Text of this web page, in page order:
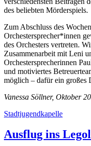
des beliebten Mörderspiels.
Zum Abschluss des
Orchestersprecher*innen
des Orchesters vertreten.
Zusammenarbeit mit Leni
Orchestersprecherinnen
und motiviertes
möglich – dafür ein großes
Vanessa Söllner, Oktober
Stadtjugendkapelle
Ausflug ins